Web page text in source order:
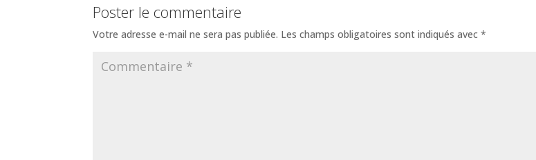
Poster le commentaire
Votre adresse e-mail ne sera pas publiée. Les champs obligatoires sont indiqués avec*